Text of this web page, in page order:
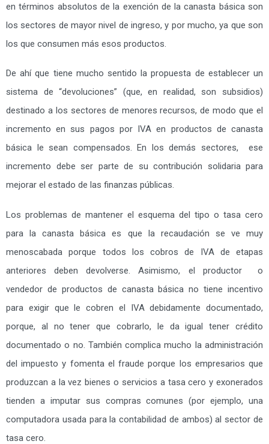
en términos absolutos de la exención de la canasta básica son
los sectores de mayor nivel de ingreso, y por mucho, ya que son
los que consumen más esos productos.
De ahí que tiene mucho sentido la propuesta de establecer un
sistema de “devoluciones” (que, en realidad, son subsidios)
destinado a los sectores de menores recursos, de modo que el
incremento en sus pagos por IVA en productos de canasta
básica le sean compensados. En los demás sectores, ese
incremento debe ser parte de su contribución solidaria para
mejorar el estado de las finanzas públicas.
Los problemas de mantener el esquema del tipo o tasa cero
para la canasta básica es que la recaudación se ve muy
menoscabada porque todos los cobros de IVA de etapas
anteriores deben devolverse. Asimismo, el productor o
vendedor de productos de canasta básica no tiene incentivo
para exigir que le cobren el IVA debidamente documentado,
porque, al no tener que cobrarlo, le da igual tener crédito
documentado o no. También complica mucho la administración
del impuesto y fomenta el fraude porque los empresarios que
produzcan a la vez bienes o servicios a tasa cero y exonerados
tienden a imputar sus compras comunes (por ejemplo, una
computadora usada para la contabilidad de ambos) al sector de
tasa cero.